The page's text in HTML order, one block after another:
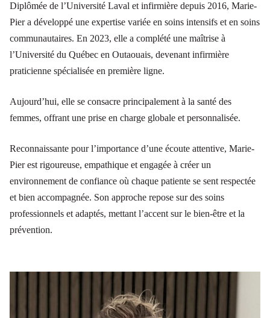
Diplômée de l’Université Laval et infirmière depuis 2016, Marie-
Pier a développé une expertise variée en soins intensifs et en soins
communautaires. En 2023, elle a complété une maîtrise à
l’Université du Québec en Outaouais, devenant infirmière
praticienne spécialisée en première ligne.
Aujourd’hui, elle se consacre principalement à la santé des
femmes, offrant une prise en charge globale et personnalisée.
Reconnaissante pour l’importance d’une écoute attentive, Marie-
Pier est rigoureuse, empathique et engagée à créer un
environnement de confiance où chaque patiente se sent respectée
et bien accompagnée. Son approche repose sur des soins
professionnels et adaptés, mettant l’accent sur le bien-être et la
prévention.